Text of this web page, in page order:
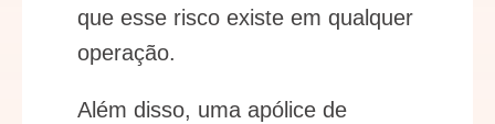
que esse risco existe em qualquer
operação.
Além disso, uma apólice de